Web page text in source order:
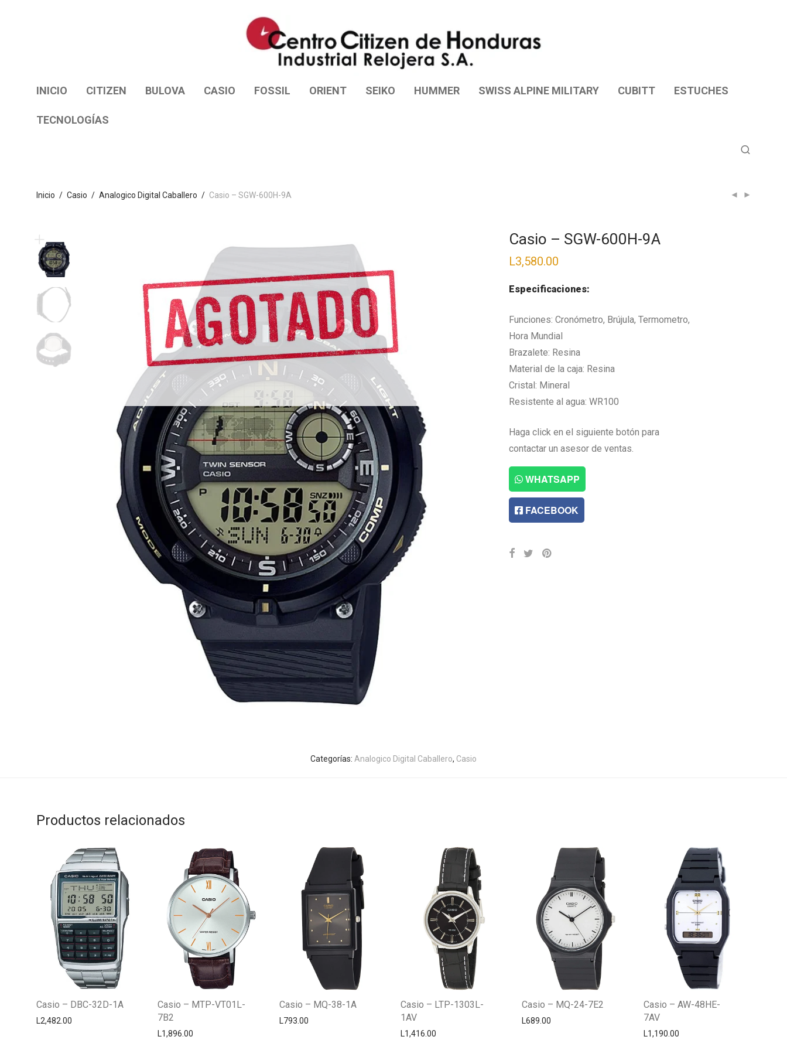
INICIO CITIZEN BULOVA CASIO FOSSIL ORIENT SEIKO HUMMER SWISS ALPINE MILITARY CUBITT ESTUCHES
TECNOLOGÍAS
Inicio / Casio / Analogico Digital Caballero / Casio – SGW-600H-9A
Casio – SGW-600H-9A
L3,580.00
Especificaciones:
Funciones: Cronómetro, Brújula, Termometro,
Hora Mundial
Brazalete: Resina
Material de la caja: Resina
Cristal: Mineral
Resistente al agua: WR100
Haga click en el siguiente botón para
contactar un asesor de ventas.
WHATSAPP
FACEBOOK
Categorías: Analogico Digital Caballero, Casio
Productos relacionados
Casio – DBC-32D-1A
L2,482.00
Casio – MTP-VT01L-
7B2
L1,896.00
Casio – MQ-38-1A
L793.00
Casio – LTP-1303L-
1AV
L1,416.00
Casio – MQ-24-7E2
L689.00
Casio – AW-48HE-
7AV
L1,190.00
Centro Citizen
Typically replies within a day